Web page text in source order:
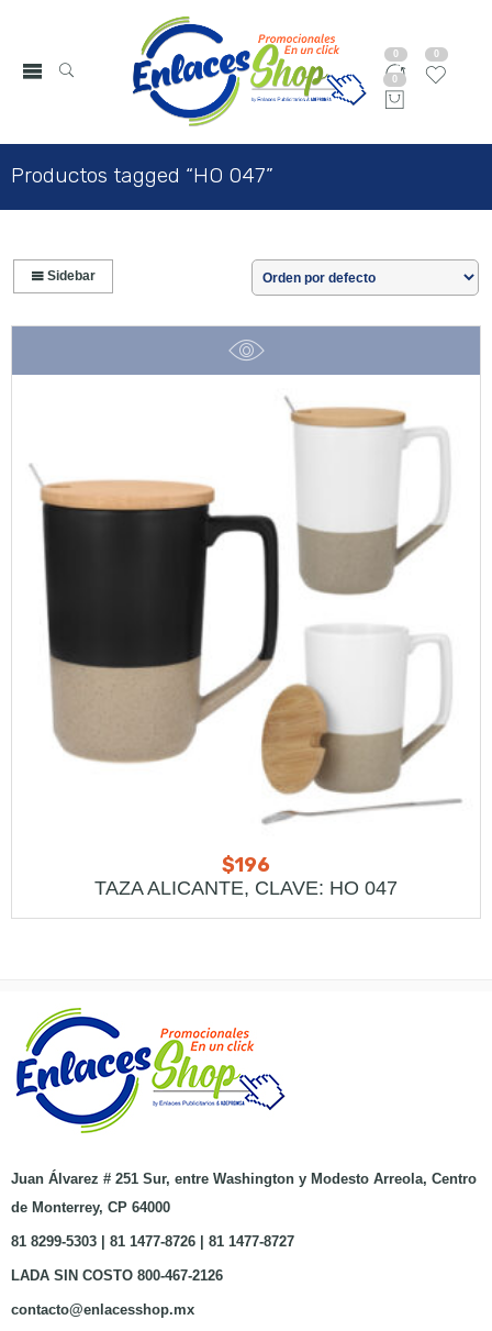
0 0
0
Productos tagged “HO 047”
Sidebar
$196
TAZA ALICANTE, CLAVE: HO 047
Juan Álvarez # 251 Sur, entre Washington y Modesto Arreola, Centro
de Monterrey, CP 64000
81 8299-5303 | 81 1477-8726 | 81 1477-8727
LADA SIN COSTO 800-467-2126
contacto@enlacesshop.mx